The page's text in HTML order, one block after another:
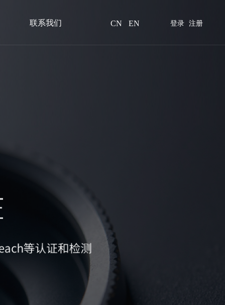
联系我们 CN EN 登录 注册